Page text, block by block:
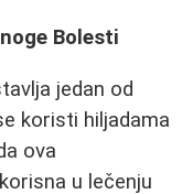
Bolesti
jedan od
koristi hiljadama
ova
u lečenju